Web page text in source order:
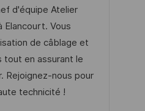
e
g
o
r
i
e
d'équipe Atelier
Elancourt. Vous
de câblage et
tout en assurant le
Rejoignez-nous pour
technicité !